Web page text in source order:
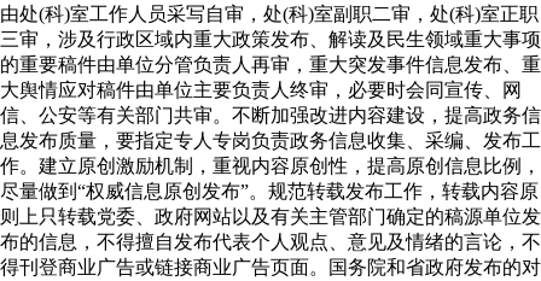
由处(科)室工作人员采写自审，处(科)室副职二审，处(科)室正职
三审，涉及行政区域内重大政策发布、解读及民生领域重大事项
的重要稿件由单位分管负责人再审，重大突发事件信息发布、重
大舆情应对稿件由单位主要负责人终审，必要时会同宣传、网
信、公安等有关部门共审。不断加强改进内容建设，提高政务信
息发布质量，要指定专人专岗负责政务信息收集、采编、发布工
作。建立原创激励机制，重视内容原创性，提高原创信息比例，
尽量做到“权威信息原创发布”。规范转载发布工作，转载内容原
则上只转载党委、政府网站以及有关主管部门确定的稿源单位发
布的信息，不得擅自发布代表个人观点、意见及情绪的言论，不
得刊登商业广告或链接商业广告页面。国务院和省政府发布的对